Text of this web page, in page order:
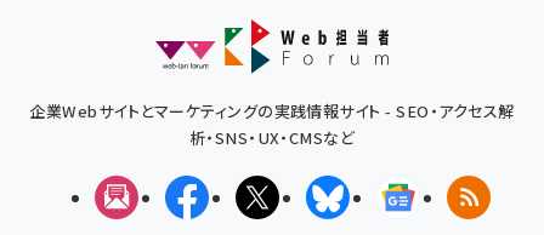
企業Webサイトとマーケティングの実践情報サイト - SEO・アクセス解
析・SNS・UX・CMSなど
メルマガFacebookX(エックス)BlueskyGoogleニュ
RSS